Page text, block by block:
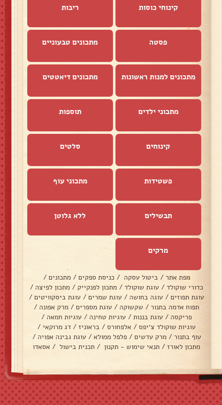
קינוחי כוסות ריבות
פסטה מתכונים טבעוניים
מתכונים למנות ראשונות מתכונים דיאטטים
מתכוני ילדים תוספות
קינוחים סלטים
פשטידות מתכוני עוף
תבשילים ללא גלוטן
מרקים
מפת אתר / ביטול עסקה / כניסת ספקים / מתכונים /
כדורי שוקולד / עוגת שוקולד / מתכון לפנקייק / מתכון לפיצה /
עוגת תפוזים / עוגה בחושה / עוגת שמרים / עוגת ביסקוויטים /
תפוח אדמה בתנור / שקשוקה / עוגת מספרים / מרק אפונה /
פריקסה / עוגת בננות / עוגיות טחינה / עוגיות חמאה /
עוגיות שוקולד צ׳יפס / אלפחורס / בראוניז / דג מרוקאי /
עוף בתנור / מרק עדשים / פלפל ממולא / עוגת גבינה אפויה /
מתכון לאורז / תנאי שימוש - תקנון / תכנית בישול / אסאדו